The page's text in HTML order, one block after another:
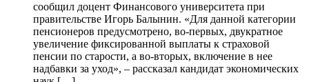
сообщил доцент Финансового университета при
правительстве Игорь Балынин. «Для данной категории
пенсионеров предусмотрено, во-первых, двукратное
увеличение фиксированной выплаты к страховой
пенсии по старости, а во-вторых, включение в нее
надбавки за уход», – рассказал кандидат экономических